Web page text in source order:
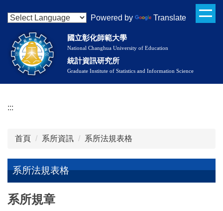
到
內
Powered by Translate
國立彰化師範大學
National Changhua University of Education
統計資訊研究所
Graduate Institute of Statistics and Information Science
:::
首頁 系所資訊 系所法規表格
系所法規表格
系所法規表格
系所規章